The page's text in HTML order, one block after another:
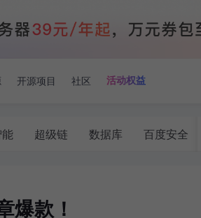
开源项目 社区 活动权益
能 超级链 数据库 百度安全
爆款！